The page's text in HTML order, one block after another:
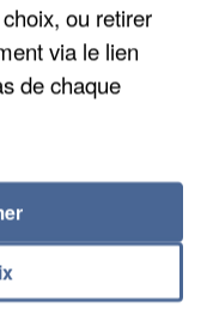
DÉROBÉES À
ou retirer
via le lien
de chaque